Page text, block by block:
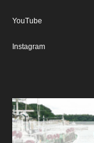
YouTube
Instagram